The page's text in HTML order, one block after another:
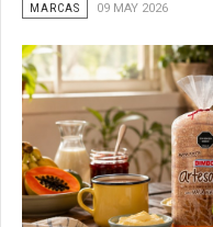
MARCAS 09 MAY 2026